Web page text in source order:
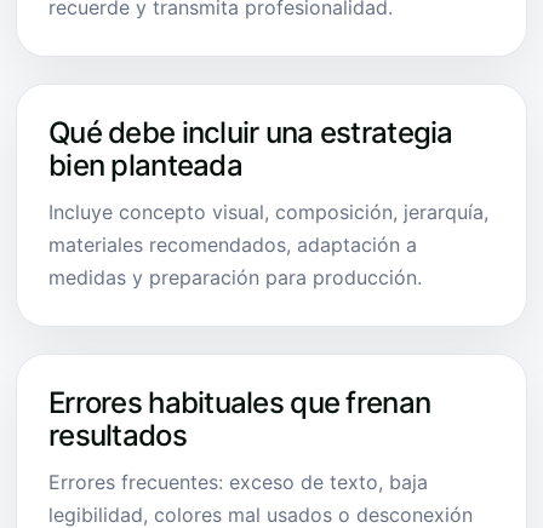
recuerde y transmita profesionalidad.
Qué debe incluir una estrategia
bien planteada
Incluye concepto visual, composición, jerarquía,
materiales recomendados, adaptación a
medidas y preparación para producción.
Errores habituales que frenan
resultados
Errores frecuentes: exceso de texto, baja
legibilidad, colores mal usados o desconexión